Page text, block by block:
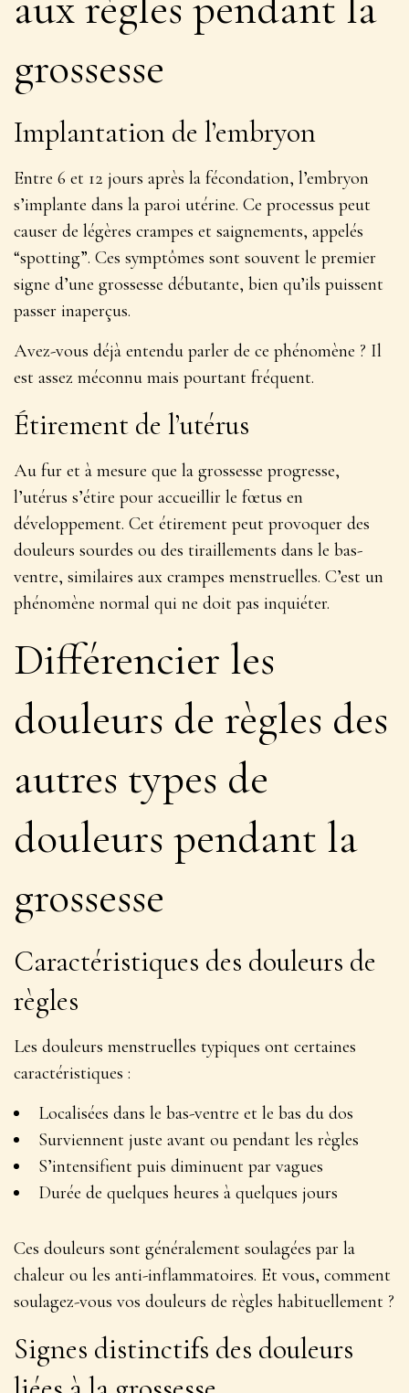
grossesse
Implantation de l’embryon
Entre 6 et 12 jours après la fécondation, l’embryon
s’implante dans la paroi utérine. Ce processus peut
causer de légères crampes et saignements, appelés
“spotting”. Ces symptômes sont souvent le premier
signe d’une grossesse débutante, bien qu’ils puissent
passer inaperçus.
Avez-vous déjà entendu parler de ce phénomène ? Il
est assez méconnu mais pourtant fréquent.
Étirement de l’utérus
Au fur et à mesure que la grossesse progresse,
l’utérus s’étire pour accueillir le fœtus en
développement. Cet étirement peut provoquer des
douleurs sourdes ou des tiraillements dans le bas-
ventre, similaires aux crampes menstruelles. C’est un
phénomène normal qui ne doit pas inquiéter.
Différencier les
douleurs de règles des
autres types de
douleurs pendant la
grossesse
Caractéristiques des douleurs de
règles
Les douleurs menstruelles typiques ont certaines
caractéristiques :
Localisées dans le bas-ventre et le bas du dos
Surviennent juste avant ou pendant les règles
S’intensifient puis diminuent par vagues
Durée de quelques heures à quelques jours
Ces douleurs sont généralement soulagées par la
chaleur ou les anti-inflammatoires. Et vous, comment
soulagez-vous vos douleurs de règles habituellement ?
Signes distinctifs des douleurs